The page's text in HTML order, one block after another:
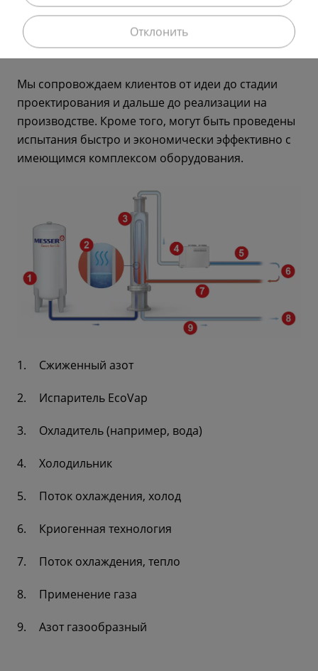
имеют соответствующий опыт, полученный
совместно с нашими клиентами, в проектах по
модернизации оборудования и технологий.
Мы сопровождаем клиентов от идеи до стадии
проектирования и дальше до реализации на
производстве. Кроме того, могут быть проведены
испытания быстро и экономически эффективно с
имеющимся комплексом оборудования.
Сжиженный азот
Испаритель EcoVap
Охладитель (например, вода)
Холодильник
Поток охлаждения, холод
Криогенная технология
Поток охлаждения, тепло
Применение газа
Азот газообразный
Отклонить